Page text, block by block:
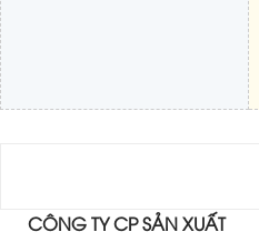
CÔNG TY CP SẢN XUẤT